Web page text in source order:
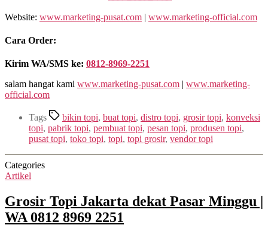
Website: www.marketing-pusat.com | www.marketing-official.com
Cara Order:
Kirim WA/SMS ke: 0812-8969-2251
salam hangat kami www.marketing-pusat.com | www.marketing-
official.com
Tags bikin topi, buat topi, distro topi, grosir topi, konveksi
topi, pabrik topi, pembuat topi, pesan topi, produsen topi,
pusat topi, toko topi, topi, topi grosir, vendor topi
Categories
Artikel
Grosir Topi Jakarta dekat Pasar Minggu |
WA 0812 8969 2251